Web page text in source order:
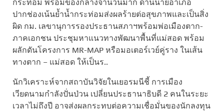
กระท่อม พร้อมของกลางจำนวนมาก ด้านนายอำเภอ
ปากช่องเน้นย้ำน้ำกระท่อมส่งผลร้ายต่อสุขภาพและเป็นสิ่ง
ผิด กม. เลขานุการรองประธานสภาฯพร้อมพ่อเมืองตาก-
ภาคเอกชน ประชุมหาแนวทางพัฒนาพื้นที่แม่สอด พร้อม
ผลักดันโครงการ MR-MAP หรือมอเตอร์เวย์คู่ราง ในเส้น
ทางตาก – แม่สอด ให้เป็นร..
นักวิเคราะห์จากสถาบันวิจัยในเยอรมนีชี้ การเมือง
เวียดนามกำลังปั่นป่วน เปลี่ยนประธานาธิบดี 2 คนในระยะ
เวลาไม่ถึงปี อาจส่งผลกระทบต่อความเชื่อมั่นของนักลงทุน